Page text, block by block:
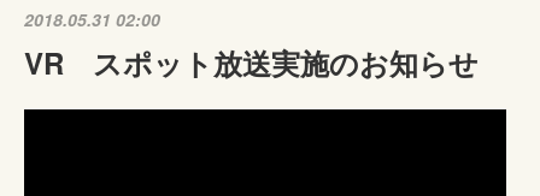
2018.05.31 02:00
VR スポット放送実施のお知らせ